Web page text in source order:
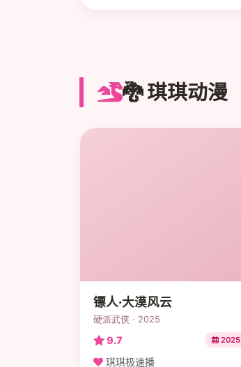
🐉 琪琪动漫
镖人·大漠风云
硬派武侠 · 2025
9.7 2025
琪琪极速播